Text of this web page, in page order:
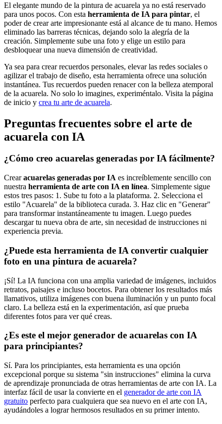
El elegante mundo de la pintura de acuarela ya no está reservado
para unos pocos. Con esta herramienta de IA para pintar, el
poder de crear arte impresionante está al alcance de tu mano. Hemos
eliminado las barreras técnicas, dejando solo la alegría de la
creación. Simplemente sube una foto y elige un estilo para
desbloquear una nueva dimensión de creatividad.
Ya sea para crear recuerdos personales, elevar las redes sociales o
agilizar el trabajo de diseño, esta herramienta ofrece una solución
instantánea. Tus recuerdos pueden renacer con la belleza atemporal
de la acuarela. No solo lo imagines, experiméntalo. Visita la página
de inicio y crea tu arte de acuarela.
Preguntas frecuentes sobre el arte de
acuarela con IA
¿Cómo creo acuarelas generadas por IA fácilmente?
Crearacuarelas generadas por IA es increíblemente sencillo con
nuestra herramienta de arte con IA en línea. Simplemente sigue
estos tres pasos: 1. Sube tu foto a la plataforma. 2. Selecciona el
estilo "Acuarela" de la biblioteca curada. 3. Haz clic en "Generar"
para transformar instantáneamente tu imagen. Luego puedes
descargar tu nueva obra de arte, sin necesidad de instrucciones ni
experiencia previa.
¿Puede esta herramienta de IA convertir cualquier
foto en una pintura de acuarela?
¡Sí! La IA funciona con una amplia variedad de imágenes, incluidos
retratos, paisajes e incluso bocetos. Para obtener los resultados más
llamativos, utiliza imágenes con buena iluminación y un punto focal
claro. La belleza está en la experimentación, así que prueba
diferentes fotos para ver qué creas.
¿Es este el mejor generador de acuarelas con IA
para principiantes?
Sí. Para los principiantes, esta herramienta es una opción
excepcional porque su sistema "sin instrucciones" elimina la curva
de aprendizaje pronunciada de otras herramientas de arte con IA. La
interfaz fácil de usar la convierte en el generador de arte con IA
gratuito perfecto para cualquiera que sea nuevo en el arte con IA,
ayudándoles a lograr hermosos resultados en su primer intento.